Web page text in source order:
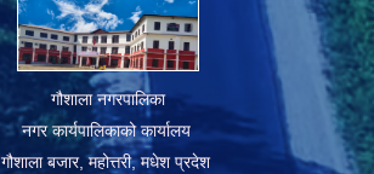
गौशाला नगरपालिका
नगर कार्यपालिकाको कार्यालय
गौशाला बजार, महोत्तरी, मधेश प्रदेश